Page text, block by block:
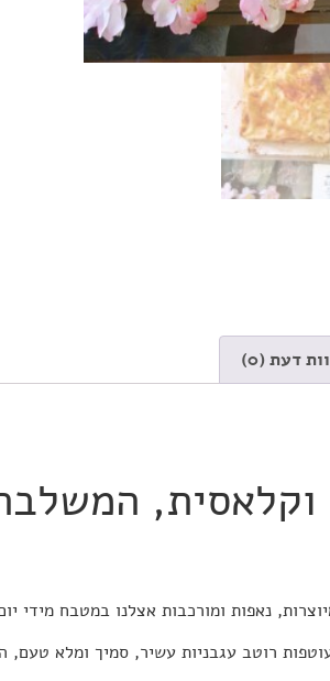
דעת (0)
וקלאסית,
נאפות ומורכבות אצלנו במטבח מידי
רוטב עגבניות עשיר, סמיך ומלא